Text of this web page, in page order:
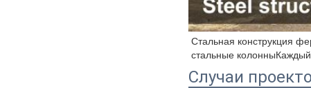
Стальная конструкция
стальные
Случаи